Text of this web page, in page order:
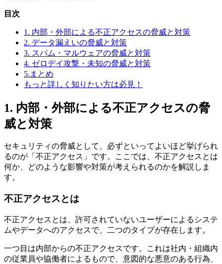
目次
1. 内部・外部による不正アクセスの脅威と対策
2. データ漏えいの脅威と対策
3. スパム・マルウェアの脅威と対策
4. ゼロデイ攻撃・未知の脅威と対策
5.まとめ
もっと詳しく知りたい方は必見！
1. 内部・外部による不正アクセスの脅
威と対策
セキュリティの脅威として、必ずといってよいほど挙げられ
るのが「不正アクセス」です。ここでは、不正アクセスとは
何か、どのような影響や対策が考えられるのかを解説しま
す。
不正アクセスとは
不正アクセスとは、許可されていないユーザーによるシステ
ムやデータへのアクセスで、二つのタイプが存在します。
一つ目は内部からの不正アクセスです。これは社内・組織内
の従業員や協働者によるもので、意図的な悪意のある行為、